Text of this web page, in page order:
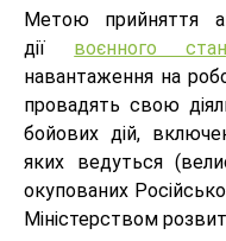
Метою прийняття
дії воєнного
навантаження на
провадять свою
бойових дій,
яких ведуться
окупованих
Міністерством